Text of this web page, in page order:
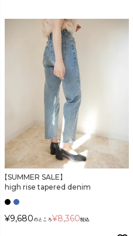
【SUMMER SALE】
high rise tapered denim
¥9,680 のところ¥8,360税込